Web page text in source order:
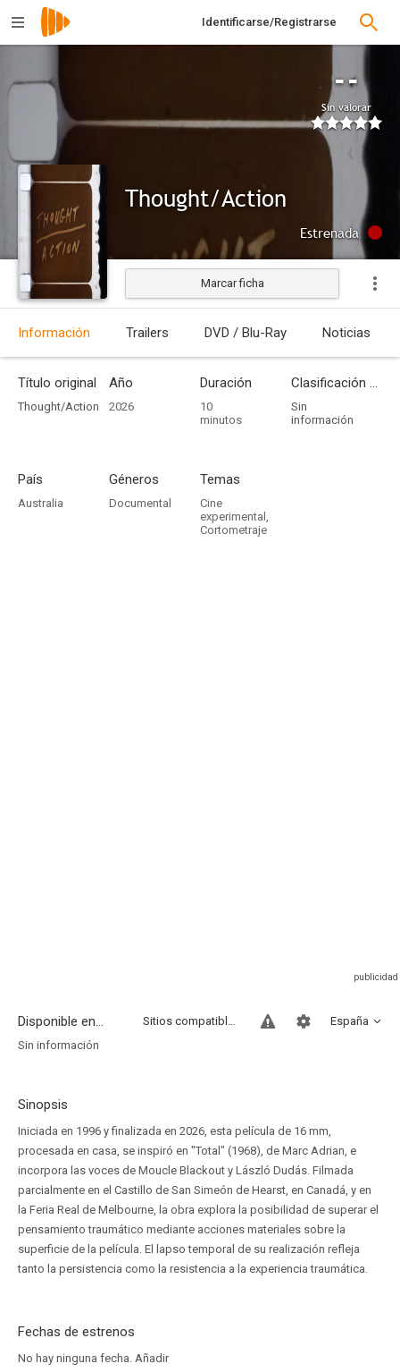
Identificarse/Registrarse
--
Sin valorar
Thought/Action
Estrenada
Marcar ficha
Información Trailers DVD / Blu-Ray Noticias
Título original
Thought/Action
Año
2026
Duración
10
minutos
Clasificación por edades
Sin
información
País
Australia
Géneros
Documental
Temas
Cine
experimental ,
Cortometraje
Disponible en... España
Sitios compatibles
Sin información
Sinopsis
Iniciada en 1996 y finalizada en 2026, esta película de 16 mm,
procesada en casa, se inspiró en "Total" (1968), de Marc Adrian, e
incorpora las voces de Moucle Blackout y László Dudás. Filmada
parcialmente en el Castillo de San Simeón de Hearst, en Canadá, y en
la Feria Real de Melbourne, la obra explora la posibilidad de superar el
pensamiento traumático mediante acciones materiales sobre la
superficie de la película. El lapso temporal de su realización refleja
tanto la persistencia como la resistencia a la experiencia traumática.
Fechas de estrenos
No hay ninguna fecha. Añadir